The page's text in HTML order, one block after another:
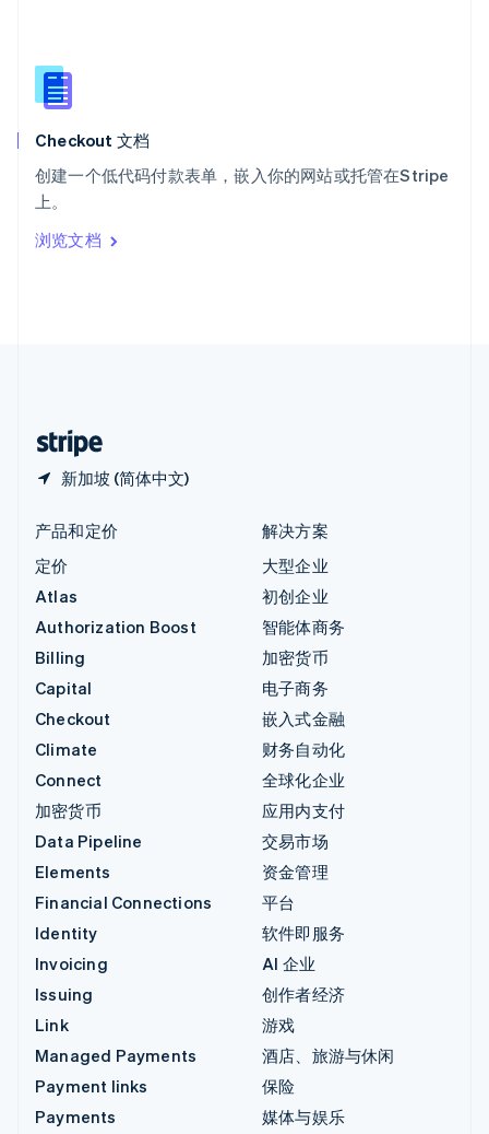
Checkout 文档
创建一个低代码付款表单，嵌入你的网站或托管在Stripe
上。
浏览文档
新加坡 (简体中文)
English
新西兰
匈牙利
意大利
印度
English
产品和定价
定价
Atlas
Authorization Boost
Billing
Capital
Checkout
Climate
Connect
加密货币
Data Pipeline
Elements
Financial Connections
Identity
Invoicing
Issuing
Link
Managed Payments
Payment links
Payments
解决方案
大型企业
初创企业
智能体商务
加密货币
电子商务
嵌入式金融
财务自动化
全球化企业
应用内支付
交易市场
资金管理
平台
软件即服务
AI 企业
创作者经济
游戏
酒店、旅游与休闲
保险
媒体与娱乐